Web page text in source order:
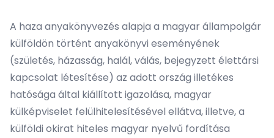
A haza anyakönyvezés alapja a magyar állampolgár
külföldön történt anyakönyvi eseményének
(születés, házasság, halál, válás, bejegyzett élettársi
kapcsolat létesítése) az adott ország illetékes
hatósága által kiállított igazolása, magyar
külképviselet felülhitelesítésével ellátva, illetve, a
külföldi okirat hiteles magyar nyelvű fordítása